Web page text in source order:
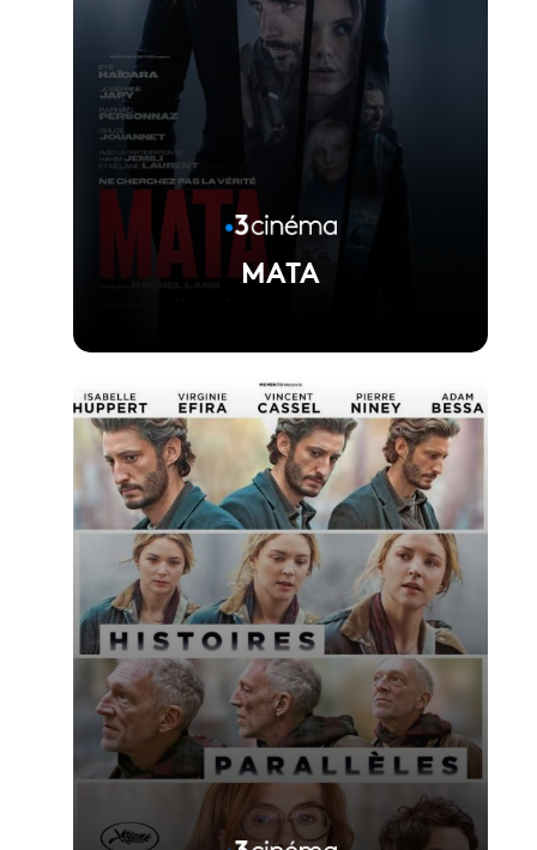
MATA
Réalisé par Rachel Lang
Voir la fiche du film